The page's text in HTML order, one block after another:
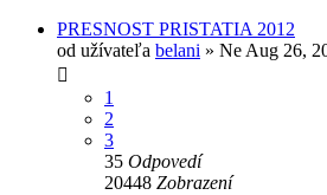
PRESNOST PRISTATIA 2012
od užívateľa belani » Ne Aug 26,
1
2
3
35 Odpovedí
20448 Zobrazení